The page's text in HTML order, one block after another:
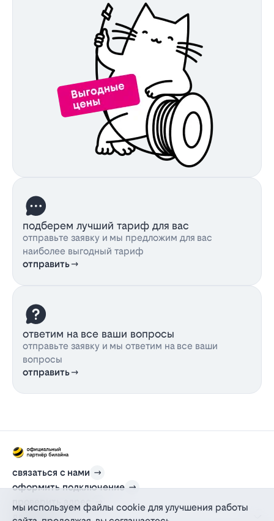
подберем лучший тариф для вас
отправьте заявку и мы предложим для вас
наиболее выгодный тариф
отправить
ответим на все ваши вопросы
отправьте заявку и мы ответим на все ваши
вопросы
отправить
связаться с нами
оформить подключение
проверить адрес
для дома
мы используем файлы cookie для улучшения работы